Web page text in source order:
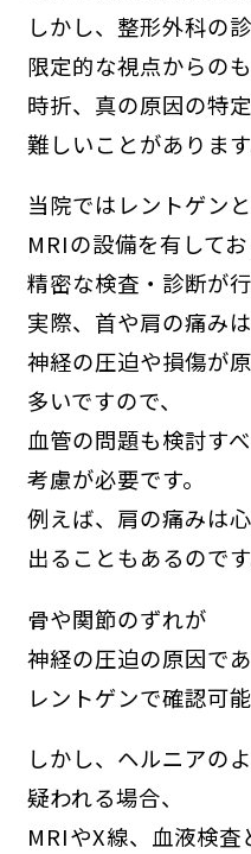
しかし、整形外科の
限定的な視点からのも
時折、真の原因の特
難しいことがあります
当院ではレントゲンと
MRIの設備を有してお
精密な検査・診断が行
実際、首や肩の痛みは
神経の圧迫や損傷が
多いですので、
血管の問題も検討す
考慮が必要です。
例えば、肩の痛みは
出ることもあるのです
骨や関節のずれが
神経の圧迫の原因であ
レントゲンで確認可能
しかし、ヘルニアの
疑われる場合、
MRIやX線、血液検査